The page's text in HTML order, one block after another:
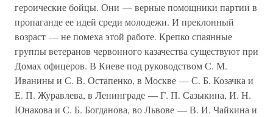
героические бойцы. Они — верные помощники партии в
пропаганде ее идей среди молодежи. И преклонный
возраст — не помеха этой работе. Крепко спаянные
группы ветеранов червонного казачества существуют при
Домах офицеров. В Киеве под руководством С. М.
Иванины и С. В. Остапенко, в Москве — С. Б. Козачка и
Е. П. Журавлева, в Ленинграде — Г. П. Сазыкина, И. Н.
Юнакова и С. Б. Богданова, во Львове — В. И. Чайкина и